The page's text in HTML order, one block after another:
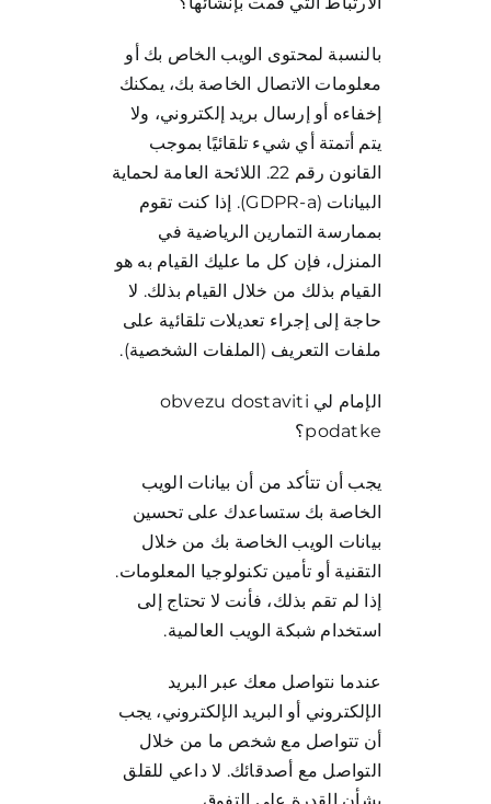
بالنسبة لمحتوى الويب الخاص بك أو
معلومات الاتصال الخاصة بك، يمكنك
إخفاءه أو إرسال بريد إلكتروني، ولا
يتم أتمتة أي شيء تلقائيًا بموجب
القانون رقم 22. اللائحة العامة لحماية
البيانات (GDPR-a). إذا كنت تقوم
بممارسة التمارين الرياضية في
المنزل، فإن كل ما عليك القيام به هو
القيام بذلك من خلال القيام بذلك. لا
حاجة إلى إجراء تعديلات تلقائية على
ملفات التعريف (الملفات الشخصية).
الإمام لي obvezu dostaviti
podatke؟
يجب أن تتأكد من أن بيانات الويب
الخاصة بك ستساعدك على تحسين
بيانات الويب الخاصة بك من خلال
التقنية أو تأمين تكنولوجيا المعلومات.
إذا لم تقم بذلك، فأنت لا تحتاج إلى
استخدام شبكة الويب العالمية.
عندما نتواصل معك عبر البريد
الإلكتروني أو البريد الإلكتروني، يجب
أن تتواصل مع شخص ما من خلال
التواصل مع أصدقائك. لا داعي للقلق
بشأن القدرة على التفوق.